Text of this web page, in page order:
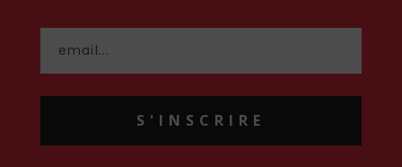
S'INSCRIRE